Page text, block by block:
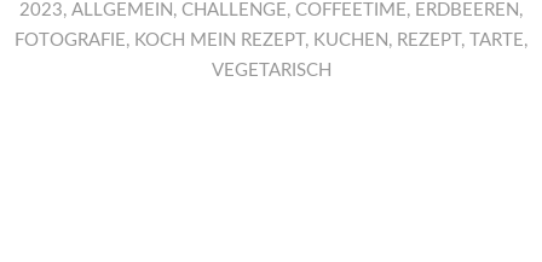
2023, ALLGEMEIN , CHALLENGE, COFFEETIME, ERDBEEREN ,
FOTOGRAFIE, KOCH MEIN REZEPT , KUCHEN , REZEPT , TARTE,
VEGETARISCH